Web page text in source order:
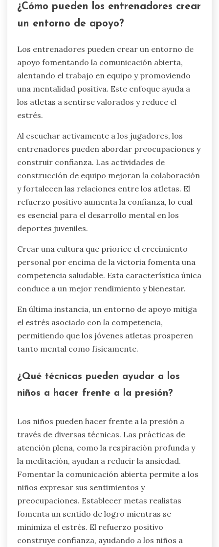
1. Fomentar el refuerzo positivo para construir
respiración profunda o la atención plena.
3. Programar descansos regulares para prevenir
4. Educar a entrenadores y padres sobre cómo
reconocer las señales de estrés en los jóvenes
Estas estrategias ayudan a mejorar la resiliencia
mental y el disfrute general de los deportes.
¿Cómo pueden los entrenadores crear
un entorno de apoyo?
Los entrenadores pueden crear un entorno de
alentando el trabajo en equipo y promoviendo
una mentalidad positiva. Este enfoque ayuda a
los atletas a sentirse valorados y reduce el
estrés.
Al escuchar activamente a los jugadores, los
entrenadores pueden abordar preocupaciones y
construir confianza. Las actividades de
construcción de equipo mejoran la colaboración
refuerzo positivo aumenta la confianza, lo cual
es esencial para el desarrollo mental en los
Crear una cultura que priorice el crecimiento
personal por encima de la victoria fomenta una
competencia saludable. Esta característica única
conduce a un mejor rendimiento y bienestar.
En última instancia, un entorno de apoyo mitiga
el estrés asociado con la competencia,
permitiendo que los jóvenes atletas prosperen
tanto mental como físicamente.